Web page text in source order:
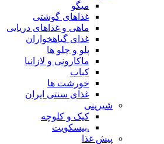
میگو
غذاهای گوشتی
ماهی و غذاهای دریایی
غذای گیاهخواران
پلو و چلو ها
ماکارونی و لازانیا
کباب
خورشت ها
غذای سنتی ایران
شیرینی
کیک و کلوچه
.بیسکویت
پیش غذا